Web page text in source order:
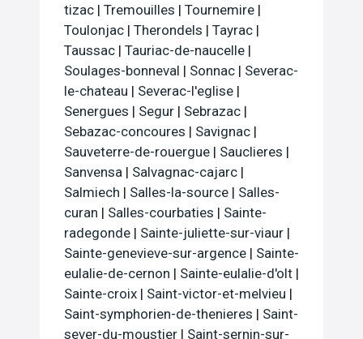
tizac | Tremouilles | Tournemire |
Toulonjac | Therondels | Tayrac |
Taussac | Tauriac-de-naucelle |
Soulages-bonneval | Sonnac | Severac-
le-chateau | Severac-l'eglise |
Senergues | Segur | Sebrazac |
Sebazac-concoures | Savignac |
Sauveterre-de-rouergue | Sauclieres |
Sanvensa | Salvagnac-cajarc |
Salmiech | Salles-la-source | Salles-
curan | Salles-courbaties | Sainte-
radegonde | Sainte-juliette-sur-viaur |
Sainte-genevieve-sur-argence | Sainte-
eulalie-de-cernon | Sainte-eulalie-d'olt |
Sainte-croix | Saint-victor-et-melvieu |
Saint-symphorien-de-thenieres | Saint-
sever-du-moustier | Saint-sernin-sur-